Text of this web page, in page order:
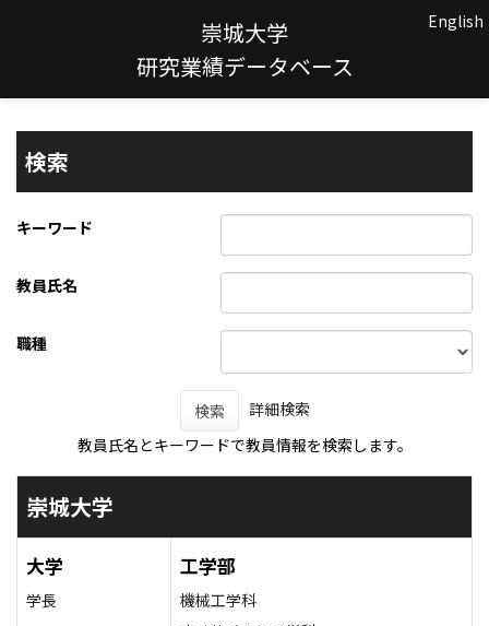
崇城大学
研究業績データベース
English
検索
キーワード
教員氏名
職種
検索
詳細検索
教員氏名とキーワードで教員情報を検索します。
崇城大学
大学
学長
工学部
機械工学科